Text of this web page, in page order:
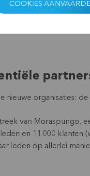
er uiteraard een
we elkaar
nieuwe organisaties:
van Moraspungo,
en 11.000 klanten
leden op allerlei
COOKIES